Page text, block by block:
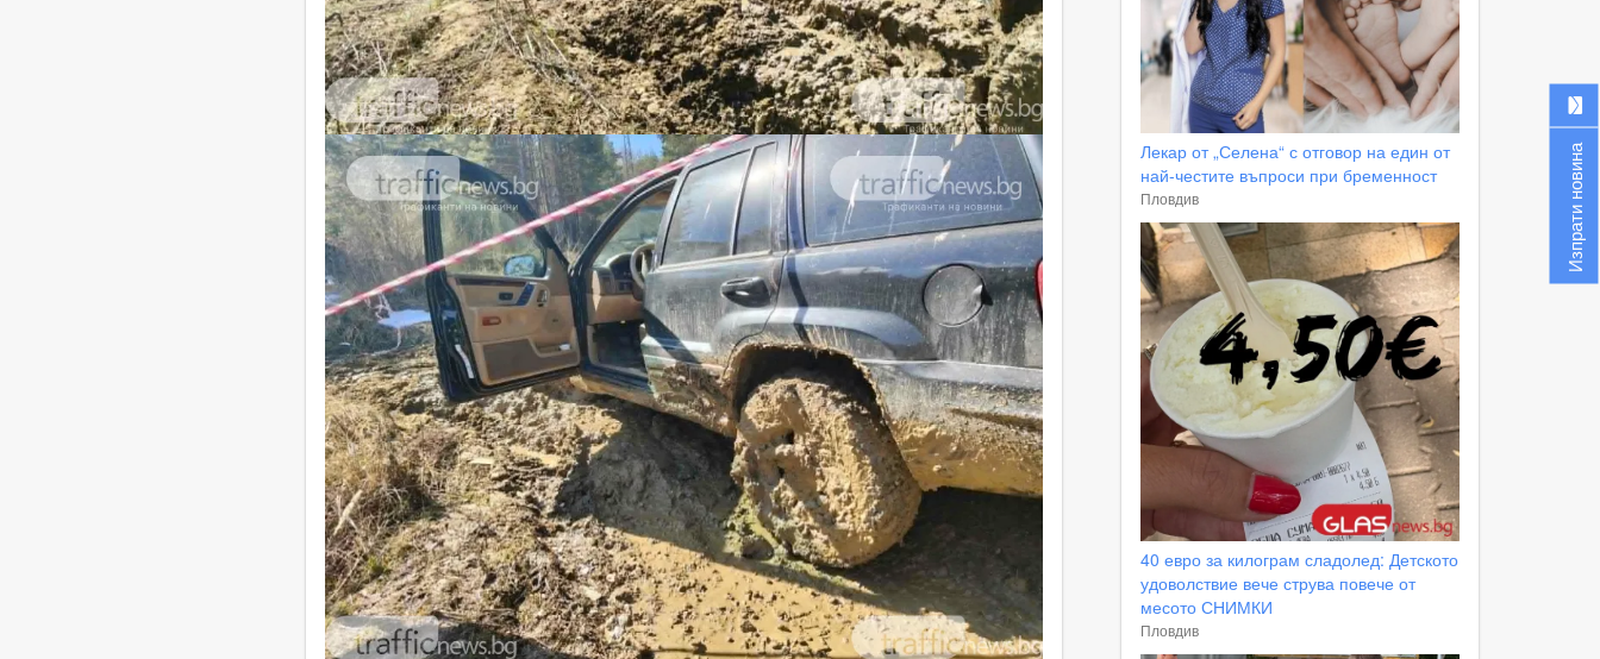
Лекар от „Селена“ с отговор на един от
най-честите въпроси при бременност
Пловдив
40 евро за килограм сладолед: Детското
удоволствие вече струва повече от
месото СНИМКИ
Пловдив
Изпрати новина